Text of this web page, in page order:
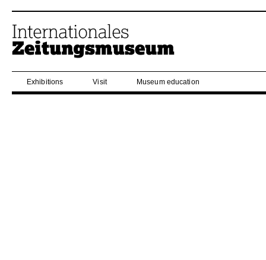
Exhibitions Visit Museum education